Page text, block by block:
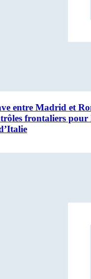
entre Madrid et
frontaliers pour